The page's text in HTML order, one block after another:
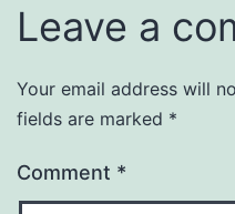
Leave a
Your email address will
fields are marked *
Comment *